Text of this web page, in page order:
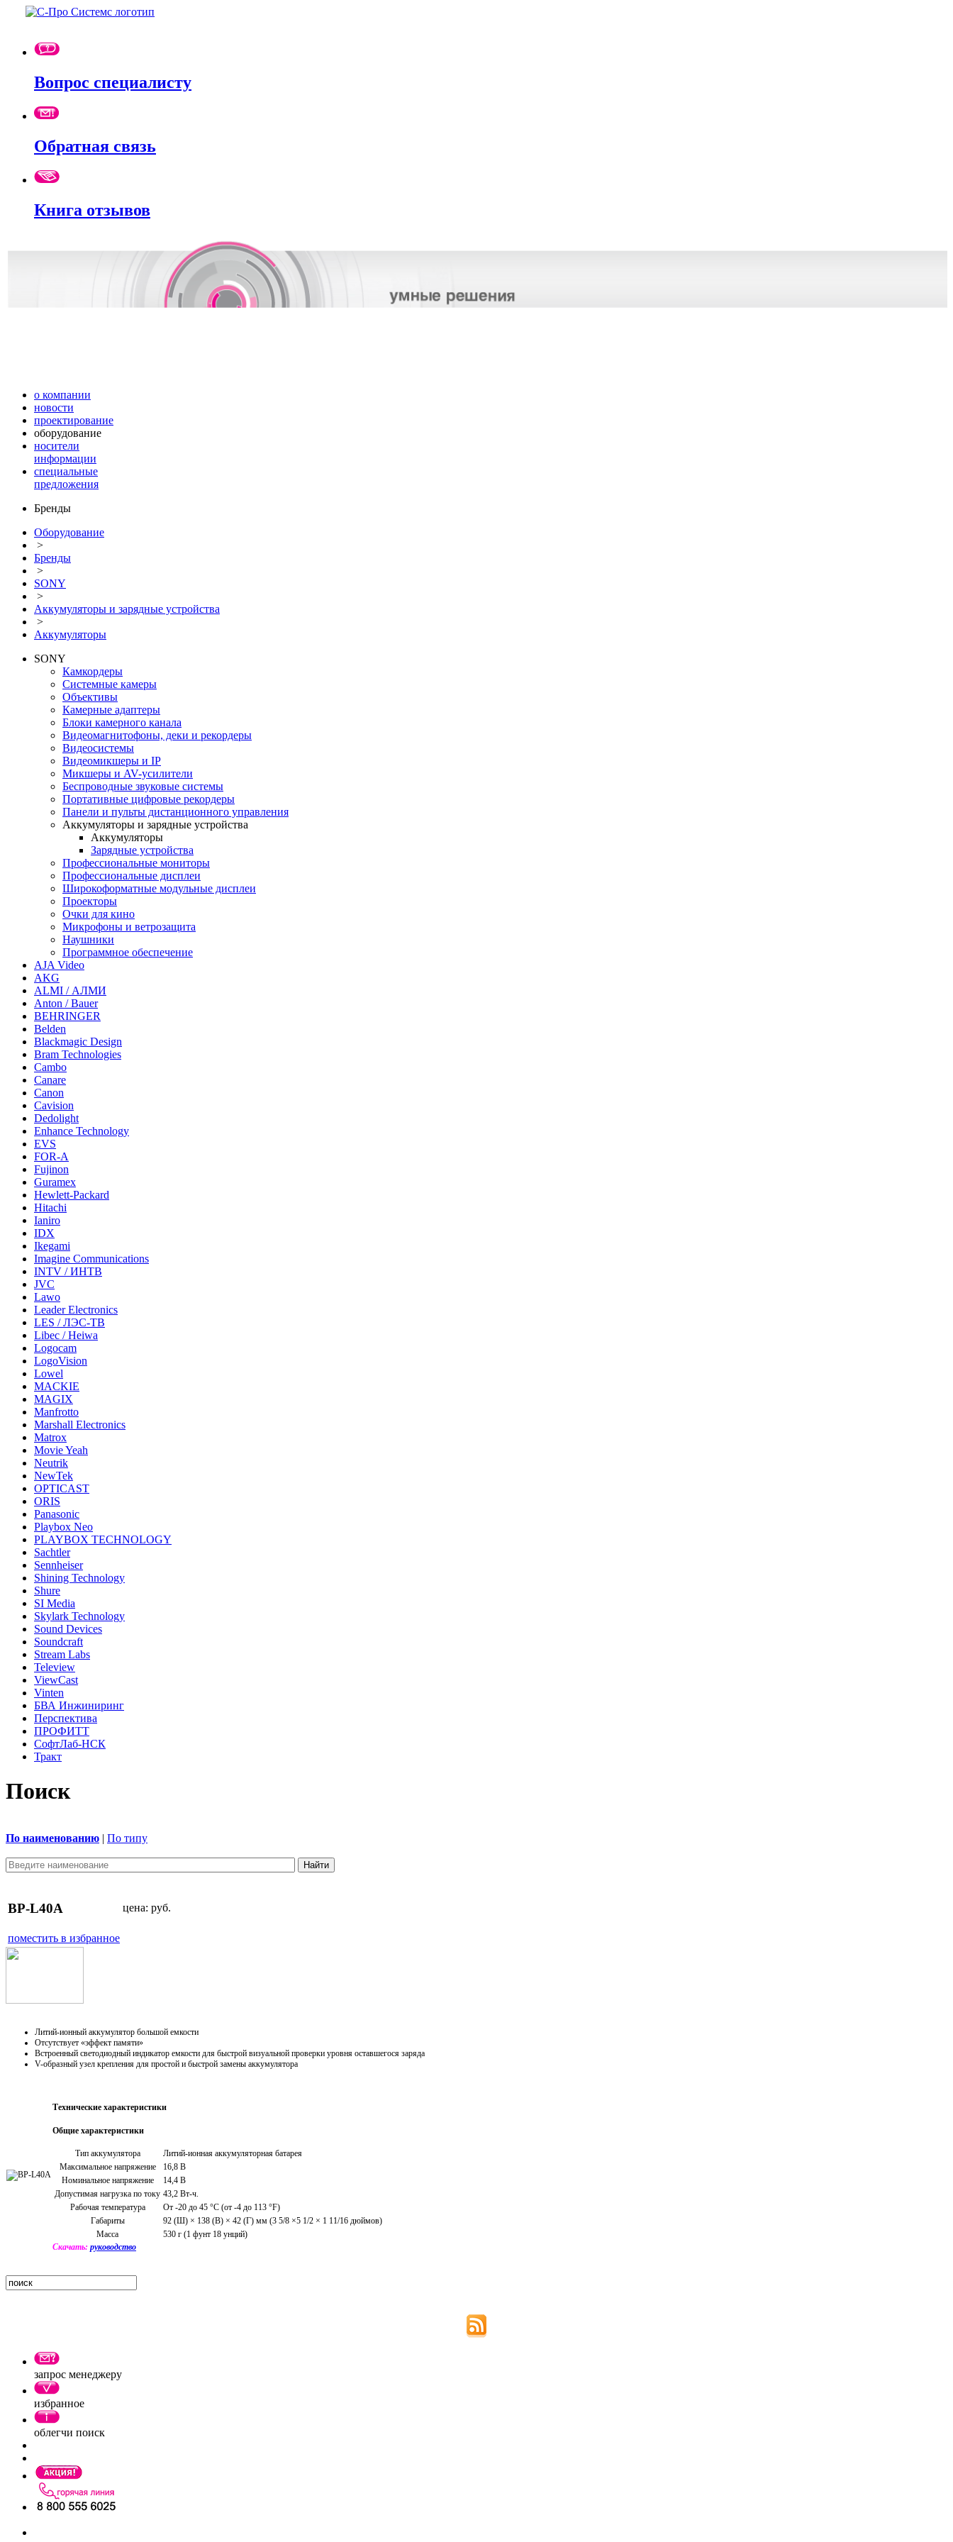
Вопрос специалисту
Обратная связь
Книга отзывов
о компании
новости
проектирование
оборудование
носители
информации
специальные
предложения
Бренды
Оборудование
>
Бренды
>
SONY
>
Аккумуляторы и зарядные устройства
>
Аккумуляторы
SONY
Камкордеры
Системные камеры
Объективы
Камерные адаптеры
Блоки камерного канала
Видеомагнитофоны, деки и рекордеры
Видеосистемы
Видеомикшеры и IP
Микшеры и AV-усилители
Беспроводные звуковые системы
Портативные цифровые рекордеры
Панели и пульты дистанционного управления
Аккумуляторы и зарядные устройства
Аккумуляторы
Зарядные устройства
Профессиональные мониторы
Профессиональные дисплеи
Широкоформатные модульные дисплеи
Проекторы
Очки для кино
Микрофоны и ветрозащита
Наушники
Программное обеспечение
AJA Video
AKG
ALMI / АЛМИ
Anton / Bauer
BEHRINGER
Belden
Blackmagic Design
Bram Technologies
Cambo
Canare
Canon
Cavision
Dedolight
Enhance Technology
EVS
FOR-A
Fujinon
Guramex
Hewlett-Packard
Hitachi
Ianiro
IDX
Ikegami
Imagine Communications
INTV / ИНТВ
JVC
Lawo
Leader Electronics
LES / ЛЭС-ТВ
Libec / Heiwa
Logocam
LogoVision
Lowel
MACKIE
MAGIX
Manfrotto
Marshall Electronics
Matrox
Movie Yeah
Neutrik
NewTek
OPTICAST
ORIS
Panasonic
Playbox Neo
PLAYBOX TECHNOLOGY
Sachtler
Sennheiser
Shining Technology
Shure
SI Media
Skylark Technology
Sound Devices
Soundcraft
Stream Labs
Teleview
ViewCast
Vinten
БВА Инжиниринг
Перспектива
ПРОФИТТ
СофтЛаб-НСК
Тракт
Поиск
По наименованию По типу
BP-L40A цена: руб.
поместить в избранное
Литий-ионный аккумулятор большой емкости
Отсутствует «эффект памяти»
Встроенный светодиодный индикатор емкости для быстрой визуальной проверки уровня оставшегося заряда
V-образный узел крепления для простой и быстрой замены аккумулятора
Технические характеристики
Общие характеристики
Тип аккумулятора
Литий-ионная аккумуляторная батарея
Максимальное напряжение
16,8 В
Номинальное напряжение
14,4 В
Допустимая нагрузка по току 43,2 Вт-ч.
Рабочая температура
От -20 до 45 °C (от -4 до 113 °F)
Габариты
92 (Ш) × 138 (В) × 42 (Г) мм (3 5/8 ×5 1/2 × 1 11/16 дюймов)
Масса
530 г (1 фунт 18 унций)
Скачать: руководство
запрос менеджеру
избранное
облегчи поиск